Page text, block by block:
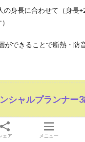
身長に合わせて（身長
ができることで断熱・防
シャルプランナー3
25年でしたが、現在は10
ェア メニュー